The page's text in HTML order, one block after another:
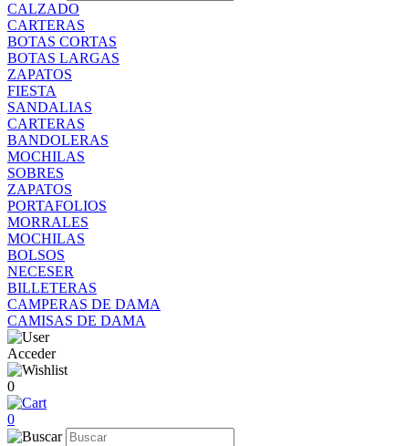
CALZADO
CARTERAS
BOTAS CORTAS
BOTAS LARGAS
ZAPATOS
FIESTA
SANDALIAS
CARTERAS
BANDOLERAS
MOCHILAS
SOBRES
ZAPATOS
PORTAFOLIOS
MORRALES
MOCHILAS
BOLSOS
NECESER
BILLETERAS
CAMPERAS DE DAMA
CAMISAS DE DAMA
Acceder
0
0